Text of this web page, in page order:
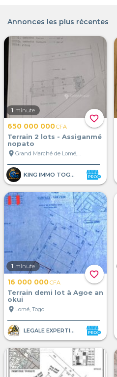
Annonces les plus récentes
favorite_border
1 minute
650 000 000CFA
Terrain 2 lots - Assiganmé
nopato
location_on
Grand Marché de Lomé, Lomé, Togo
KING IMMO TOGO-DIASPORA OFFICI
favorite_border
1 minute
16 000 000CFA
Terrain demi lot à Agoe an
okui
location_on Lomé, Togo
LEGALE EXPERTISE AFRIQUE